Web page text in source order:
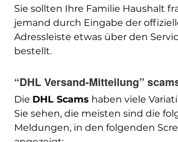
Sie sollten Ihre Familie Haushalt
jemand durch Eingabe der
Adressleiste etwas über den
bestellt.
“DHL Versand-Mitteilung”
Die DHL Scams haben viele
Sie sehen, die meisten sind die
Meldungen, in den folgenden